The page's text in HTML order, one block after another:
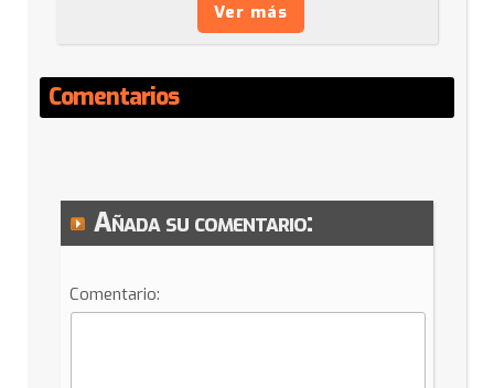
Ver más
Comentarios
Añada su comentario:
Comentario: